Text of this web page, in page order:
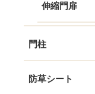
伸縮門扉
門柱
防草シート